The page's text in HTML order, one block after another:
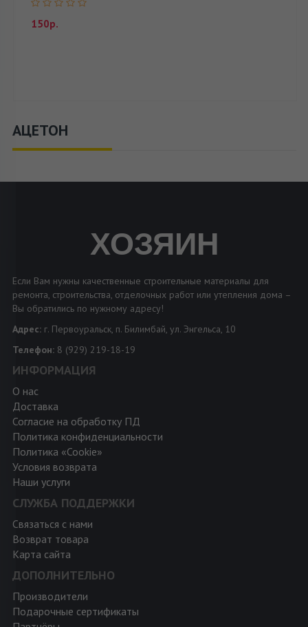
150р.
АЦЕТОН
ХОЗЯИН
Если Вам нужны качественные строительные материалы для
ремонта, строительства, отделочных работ или утепления дома –
Вы обратились по нужному адресу!
Адрес: г. Первоуральск, п. Билимбай, ул. Энгельса, 10
Телефон: 8 (929) 219-18-19
ИНФОРМАЦИЯ
О нас
Доставка
Согласие на обработку ПД
Политика конфиденциальности
Политика «Cookie»
Условия возврата
Наши услуги
СЛУЖБА ПОДДЕРЖКИ
Связаться с нами
Возврат товара
Карта сайта
ДОПОЛНИТЕЛЬНО
Производители
Подарочные сертификаты